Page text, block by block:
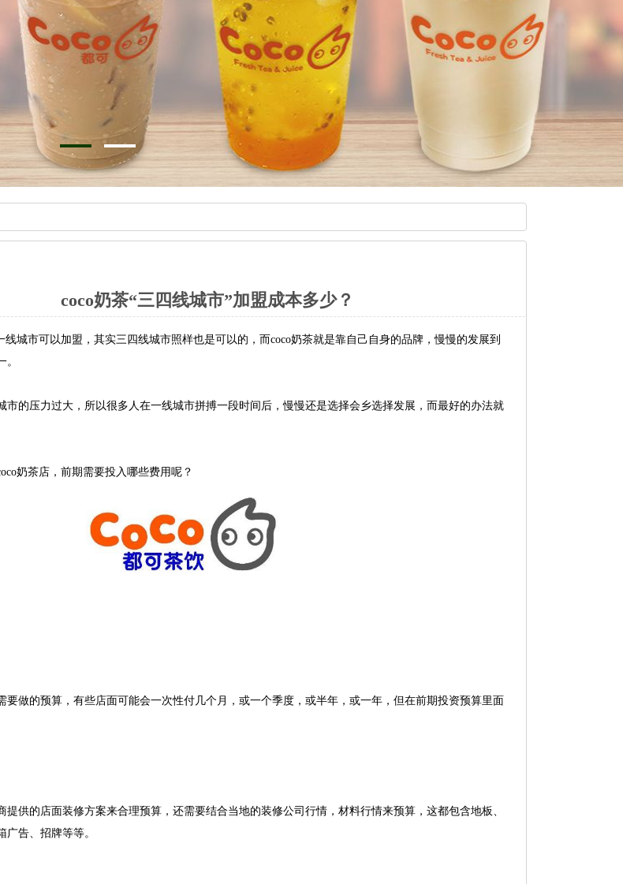
coco奶茶“三四线城市”加盟成本多少？
市可以加盟，其实三四线城市照样也是可以的，而coco奶茶就是靠自己自身的品牌，慢慢的发展到
的压力过大，所以很多人在一线城市拼搏一段时间后，慢慢还是选择会乡选择发展，而最好的办法就
奶茶店，前期需要投入哪些费用呢？
做的预算，有些店面可能会一次性付几个月，或一个季度，或半年，或一年，但在前期投资预算里面
的店面装修方案来合理预算，还需要结合当地的装修公司行情，材料行情来预算，这都包含地板、
告、招牌等等。